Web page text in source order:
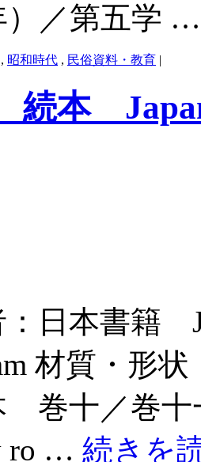
）／第五学
, 昭和時代 , 民俗資料・教育 |
続本
日本書籍
材質・形
十／巻十
ro … 続きを